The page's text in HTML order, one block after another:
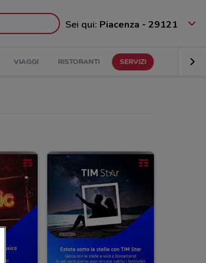
Sei qui: Piacenza - 29121
VIAGGI RISTORANTI SERVIZI